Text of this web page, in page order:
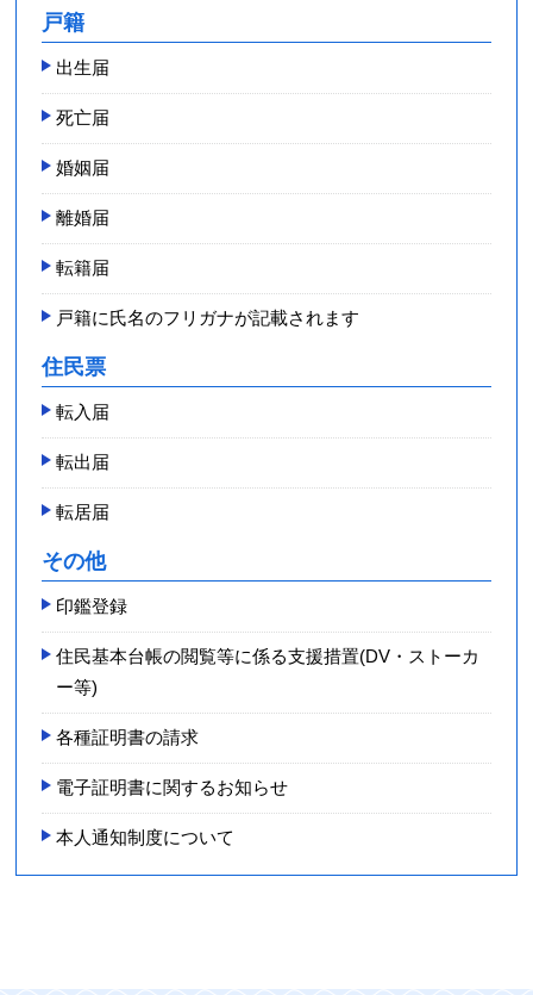
戸籍
出生届
死亡届
婚姻届
離婚届
転籍届
戸籍に氏名のフリガナが記載されます
住民票
転入届
転出届
転居届
その他
印鑑登録
住民基本台帳の閲覧等に係る支援措置(DV・ストーカ
ー等)
各種証明書の請求
電子証明書に関するお知らせ
本人通知制度について